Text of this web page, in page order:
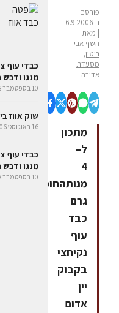
פורסם
ב-6.9.2006
| מאת:
השף אבי
ביטון,
מסעדת
אדורה
מתכון
ל–
4
מנותהחומרים800
גרם
כבד
עוף
נקיחצי
בקבוק
יין
אדום
כבדי עוף
מנגו
10 בספטמבר 2008
שוק אווז
16 באוגוסט 2006
כבדי עוף
מנגו
10 בספטמבר 2008